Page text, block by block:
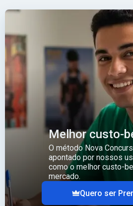
Melhor custo-
O método Nova
apontado por nossos
como o melhor custo-
mercado.
Quero ser